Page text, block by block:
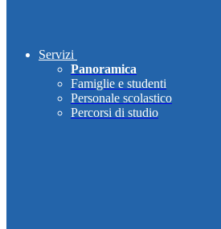
Servizi
Panoramica
Famiglie e studenti
Personale scolastico
Percorsi di studio